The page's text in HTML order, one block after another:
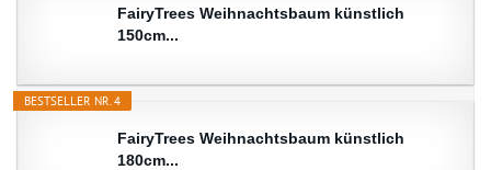
FairyTrees Weihnachtsbaum künstlich
150cm...
BESTSELLER NR. 4
FairyTrees Weihnachtsbaum künstlich
180cm...